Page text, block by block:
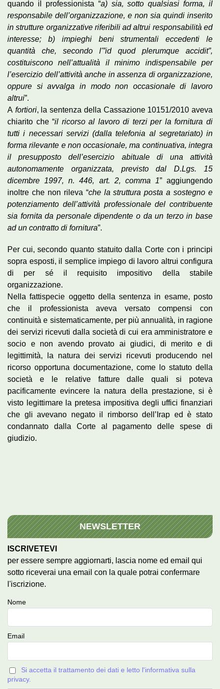
quando il professionista “a) sia, sotto qualsiasi forma, il
responsabile dell’organizzazione, e non sia quindi inserito
in strutture organizzative riferibili ad altrui responsabilità ed
interesse; b) impieghi beni strumentali eccedenti le
quantità che, secondo l'”id quod plerumque accidit”,
costituiscono nell’attualità il minimo indispensabile per
l’esercizio dell’attività anche in assenza di organizzazione,
oppure si avvalga in modo non occasionale di lavoro
altrui”.
A fortiori, la sentenza della Cassazione 10151/2010 aveva
chiarito che “il ricorso al lavoro di terzi per la fornitura di
tutti i necessari servizi (dalla telefonia al segretariato) in
forma rilevante e non occasionale, ma continuativa, integra
il presupposto dell’esercizio abituale di una attività
autonomamente organizzata, previsto dal D.Lgs. 15
dicembre 1997, n. 446, art. 2, comma 1” aggiungendo
inoltre che non rileva “che la struttura posta a sostegno e
potenziamento dell’attività professionale del contribuente
sia fornita da personale dipendente o da un terzo in base
ad un contratto di fornitura”.
Per cui, secondo quanto statuito dalla Corte con i principi
sopra esposti, il semplice impiego di lavoro altrui configura
di per sé il requisito impositivo della stabile
organizzazione.
Nella fattispecie oggetto della sentenza in esame, posto
che il professionista aveva versato compensi con
continuità e sistematicamente, per più annualità, in ragione
dei servizi ricevuti dalla società di cui era amministratore e
socio e non avendo provato ai giudici, di merito e di
legittimità, la natura dei servizi ricevuti producendo nel
ricorso opportuna documentazione, come lo statuto della
società e le relative fatture dalle quali si poteva
pacificamente evincere la natura della prestazione, si è
visto legittimare la pretesa impositiva degli uffici finanziari
che gli avevano negato il rimborso dell’Irap ed è stato
condannato dalla Corte al pagamento delle spese di
giudizio.
NEWSLETTER
ISCRIVETEVI
per essere sempre aggiornarti, lascia nome ed email qui
sotto riceverai una email con la quale potrai confermare
l'iscrizione.
Nome
Email
Si accetta il trattamento dei dati e letto l'informativa sulla
privacy.